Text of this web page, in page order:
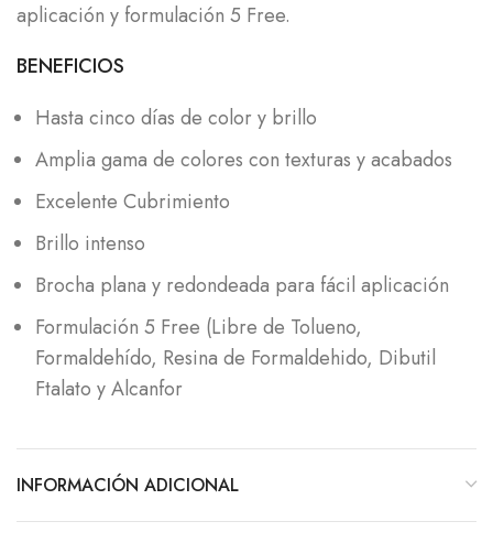
aplicación y formulación 5 Free.
BENEFICIOS
Hasta cinco días de color y brillo
Amplia gama de colores con texturas y acabados
Excelente Cubrimiento
Brillo intenso
Brocha plana y redondeada para fácil aplicación
Formulación 5 Free (Libre de Tolueno,
Formaldehído, Resina de Formaldehido, Dibutil
Ftalato y Alcanfor
INFORMACIÓN ADICIONAL